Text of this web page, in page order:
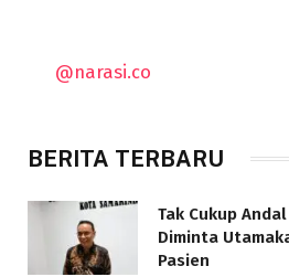
@narasi.co
BERITA TERBARU
Tak Cukup
Diminta
Pasien